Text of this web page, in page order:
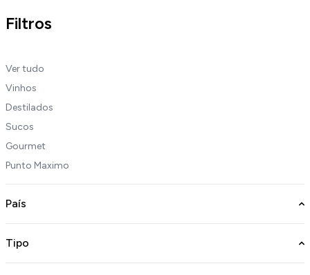
Filtros
Ver tudo
Vinhos
Destilados
Sucos
Gourmet
Punto Maximo
País
Tipo